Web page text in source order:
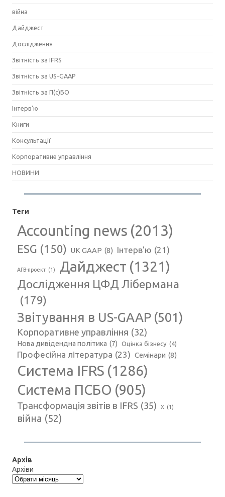
війна
Дайджест
Дослідження
Звітність за IFRS
Звітність за US-GAAP
Звітність за П(с)БО
Інтерв'ю
Книги
Консультації
Корпоративне управління
НОВИНИ
Теги
Accounting news (2013)
ESG (150) UK GAAP (8) Інтерв'ю (21)
АГВ-проект (1) Дайджест (1321)
Дослідження ЦФД Лібермана
(179)
Звітування в US-GAAP (501)
Корпоративне управління (32)
Нова дивідендна політика (7) Оцінка бізнесу (4)
Професійна література (23) Семінари (8)
Система IFRS (1286)
Система ПСБО (905)
Трансформація звітів в IFRS (35) Х (1)
війна (52)
Архів
Архіви